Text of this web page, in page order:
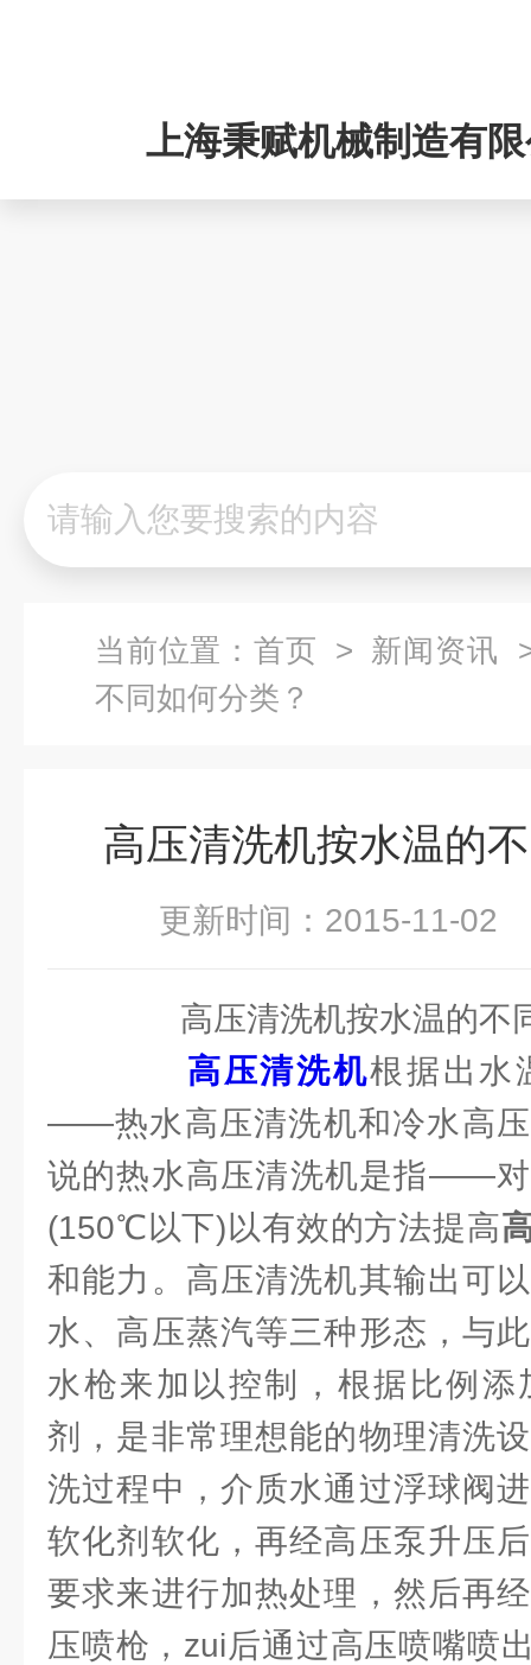
上海秉赋机械制造有
当前位置： 首页 > 新闻资讯
不同如何分类？
高压清洗机按水温的
更新时间：2015-11-
高压清洗机按水温的不
高压清洗机根据出水
——热水高压清洗机和冷水高
说的热水高压清洗机是指——
(150℃以下)以有效的方法提高
和能力。高压清洗机其输出可
水、高压蒸汽等三种形态，与
水枪来加以控制，根据比例
剂，是非常理想能的物理清洗
洗过程中，介质水通过浮球阀
软化剂软化，再经高压泵升压
要求来进行加热处理，然后再
压喷枪，zui后通过高压喷嘴喷